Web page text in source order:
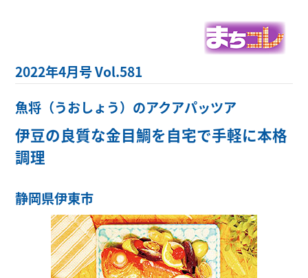
2022年4月号 Vol.581
魚将（うおしょう）のアクアパッツア
伊豆の良質な金目鯛を自宅で手軽に本格
調理
静岡県伊東市